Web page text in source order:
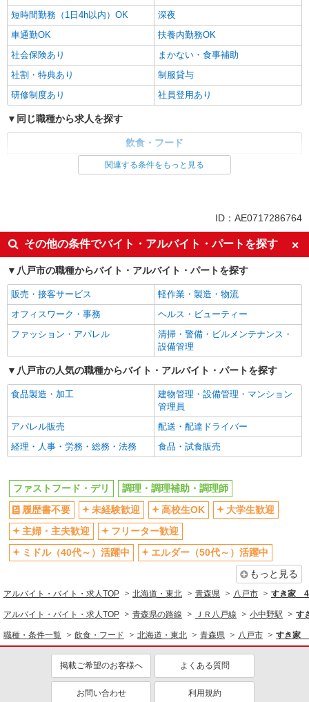
短時間勤務（1日4h以内）OK
深夜
車通勤OK
扶養内勤務OK
社会保険あり
まかない・食事補助
社割・特典あり
制服貸与
研修制度あり
社員登用あり
同じ職種から求人を探す
飲食・フード
ファストフード・デリ
調理・調理補助・調理師
大学生歓迎
ミドル（40代～）活躍中
週2～3日勤務OK
短時間勤務（1日4h以内）OK
深夜
車通勤OK
扶養内勤務OK
社会保険あり
まかない・食事補助
社員登用あり
関連する条件をもっと見る
ID：AE0717286764
その他の条件でバイト・アルバイト・パートを探す
八戸市の職種からバイト・アルバイト・パートを探す
販売・接客サービス
軽作業・製造・物流
オフィスワーク・事務
ヘルス・ビューティー
ファッション・アパレル
清掃・警備・ビルメンテナンス・
設備管理
八戸市の人気の職種からバイト・アルバイト・パートを探す
食品製造・加工
建物管理・設備管理・マンション
管理員
アパレル販売
配送・配達ドライバー
経理・人事・労務・総務・法務
食品・試食販売
ファストフード・デリ
調理・調理補助・調理師
履歴書不要
未経験歓迎 高校生OK
大学生歓迎
主婦・主夫歓迎
フリーター歓迎
ミドル（40代～）活躍中
エルダー（50代～）活躍中
もっと見る
アルバイト・バイト・求人TOP 北海道・東北 青森県 八戸市 すき家
アルバイト・バイト・求人TOP 青森県の路線 ＪＲ八戸線 小中野駅 す
職種・条件一覧 飲食・フード 北海道・東北 青森県 八戸市 すき家
掲載ご希望のお客様へ よくある質問
お問い合わせ 利用規約